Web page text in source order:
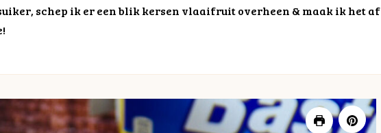
schep ik er een blik kersen vlaaifruit overheen & maak ik het af